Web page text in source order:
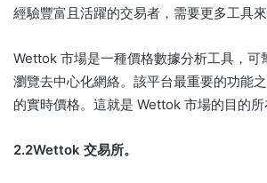
經驗豐富且活躍的交易者，需要更多工具來
Wettok 市場是一種價格數據分析工具，可
瀏覽去中心化網絡。 該平台最重要的功能
的實時價格。 這就是 Wettok 市場的目的所
2.2Wettok 交易所。